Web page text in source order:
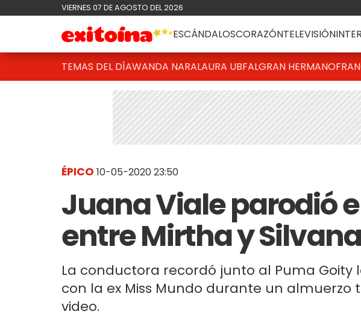
VIERNES 07 DE AGOSTO DEL 2026
ESCÁNDALOSCORAZÓNTELEVISIÓN
TEMAS DEL DÍAWANDA NARALAURA UBFALGRAN HERMANO
ÉPICO 10-05-2020 23:50
Juana Viale parodió
entre Mirtha y
La conductora recordó junto al Puma Goity
con la ex Miss Mundo durante un almuerzo
video.